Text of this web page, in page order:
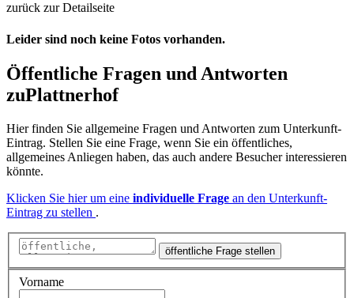
zurück zur Detailseite
Leider sind noch keine Fotos vorhanden.
Öffentliche Fragen und Antworten
zuPlattnerhof
Hier finden Sie allgemeine Fragen und Antworten zum Unterkunft-
Eintrag. Stellen Sie eine Frage, wenn Sie ein öffentliches,
allgemeines Anliegen haben, das auch andere Besucher interessieren
könnte.
Klicken Sie hier um eine individuelle Frage an den Unterkunft-
Eintrag zu stellen .
öffentliche Frage stellen
Vorname